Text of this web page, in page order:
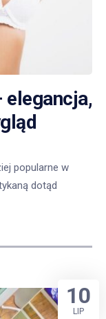
popularne w
dotąd
10
LIP